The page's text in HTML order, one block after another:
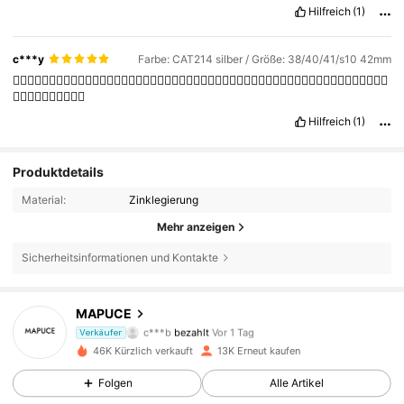
Hilfreich (1)
c***y Farbe: CAT214 silber / Größe: 38/40/41/s10 42mm
👍🏼👍🏼👍🏼👍🏼👍🏼👍🏼👍🏼👍🏼👍🏼👍🏼👍🏼👍🏼👍🏼👍🏼👍🏼👍🏼👍🏼👍🏼👍🏼👍🏼👍🏼👍🏼👍🏼👍🏼👍🏼👍🏼
👍🏼👍🏼👍🏼👍🏼👍🏼
Hilfreich (1)
Produktdetails
Material: Zinklegierung
Mehr anzeigen
Sicherheitsinformationen und Kontakte
MAPUCE
Verkäufer
p***y istVor 1 Taggefolgt
46K Kürzlich verkauft 13K Erneut kaufen
Folgen Alle Artikel